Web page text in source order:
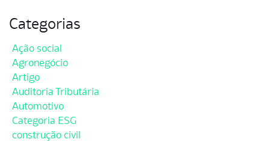
Categorias
Ação social
Agronegócio
Artigo
Auditoria Tributária
Automotivo
Categoria ESG
construção civil